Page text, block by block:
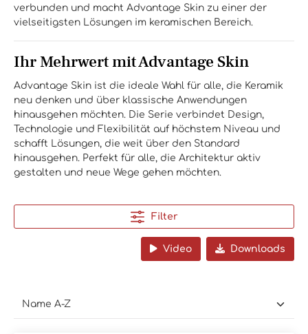
verbunden und macht Advantage Skin zu einer der
vielseitigsten Lösungen im keramischen Bereich.
Ihr Mehrwert mit Advantage Skin
Advantage Skin ist die ideale Wahl für alle, die Keramik
neu denken und über klassische Anwendungen
hinausgehen möchten. Die Serie verbindet Design,
Technologie und Flexibilität auf höchstem Niveau und
schafft Lösungen, die weit über den Standard
hinausgehen. Perfekt für alle, die Architektur aktiv
gestalten und neue Wege gehen möchten.
Filter
Video Downloads